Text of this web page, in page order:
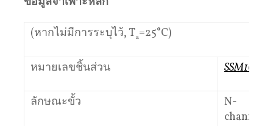
(หากไม่มีการระบุไว้, Ta=25°C)
หมายเลขชิ้นส่วน
ลักษณะขั้ว
N-